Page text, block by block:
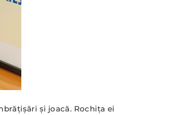
și joacă. Rochița ei